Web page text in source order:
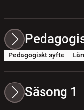
Pedagogiskt syfte
Säsong 1